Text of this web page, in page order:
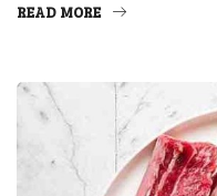
READ MORE